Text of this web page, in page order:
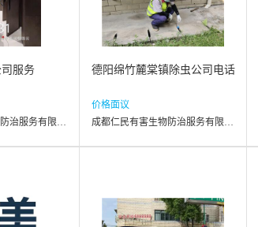
服务
成都仁民有害生物防治服务有限公司
德阳绵竹麓棠镇除虫公司电话
价格面议
成都仁民有害生物防治服务有限公司